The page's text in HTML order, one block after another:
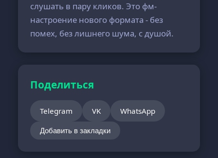
слушать в пару кликов. Это фм-
настроение нового формата - без
помех, без лишнего шума, с душой.
Поделиться
Telegram VK WhatsApp
Добавить в закладки